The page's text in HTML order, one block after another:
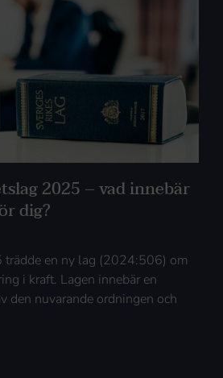
2025 – vad innebär
dig?
en ny lag (2024:506) om
i kraft. Lagen innebär en
den nuvarande ordningen och